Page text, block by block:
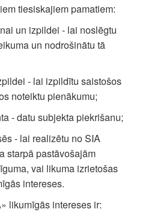
tiesiskajiem pamatiem:
izpildei - lai noslēgtu
un nodrošinātu tā
- lai izpildītu saistošos
noteiktu pienākumu;
subjekta piekrišanu;
lai realizētu no SIA
starpā pastāvošajām
vai likuma izrietošas
intereses.
intereses ir: